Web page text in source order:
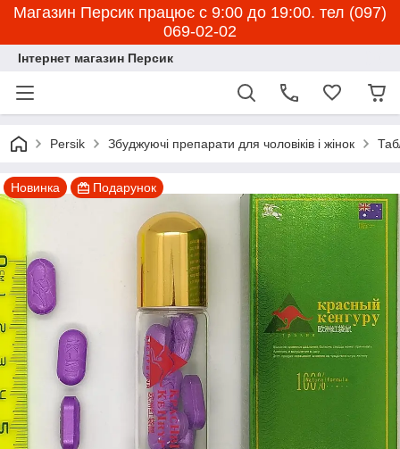
Магазин Персик працює с 9:00 до 19:00. тел (097)
069-02-02
Інтернет магазин Персик
Persik Збуджуючі препарати для чоловіків і жінок
Новинка Подарунок